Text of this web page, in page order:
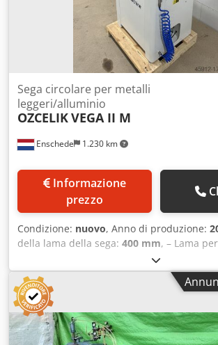
Enschede 1.230 km
Sega circolare per metalli
leggeri/alluminio
OZCELIKVEGA II M
prezzo
Condizione: nuovo, Anno di produzione:
della lama della sega: 400 mm, – Lama
mm – Taglio a doppia angolazione – 4
– Sistema di lubrificazione a nebbia
Adgsck – Pistola ad aria compressa –
Documentazione – 400 V